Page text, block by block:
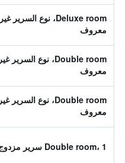
Deluxe room، نوع السرير غير
معروف
Double room، نوع السرير غير
معروف
Double room، نوع السرير غير
معروف
Double room، 1 سرير مزدوج